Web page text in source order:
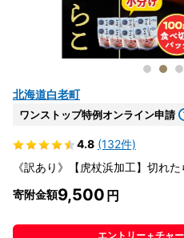
北海道白老町
ワンストップ特例オンライン申請
4.8 (132件)
《訳あり》【虎杖浜加工】切れ
寄附金額9,500
エントリー＋チャ